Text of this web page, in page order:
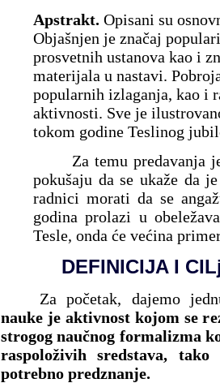
Apstrakt. Opisani su
Objašnjen je značaj
prosvetnih ustanova kao i
materijala u nastavi.
popularnih izlaganja, kao
aktivnosti. Sve je
tokom godine Teslinog
Za temu predavanja
pokušaju da se ukaže da
radnici morati da se
godina prolazi u
Tesle, onda će većina
DEFINICIJA I
Za početak, dajemo
nauke je aktivnost kojom se
strogog naučnog formalizma
raspoloživih sredstava,
potrebno predznanje.